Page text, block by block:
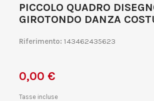
PICCOLO QUADRO
GIROTONDO DANZA
Riferimento: 143462435623
0,00 €
Tasse incluse